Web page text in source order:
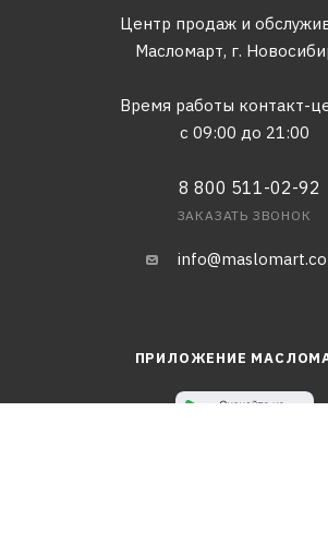
Центр продаж и
Масломарт, г.
Время работы контакт-
с 09:00 до 21:00
8 800 511-02-92
ЗАКАЗАТЬ ЗВОНОК
ПРИЛОЖЕНИЕ